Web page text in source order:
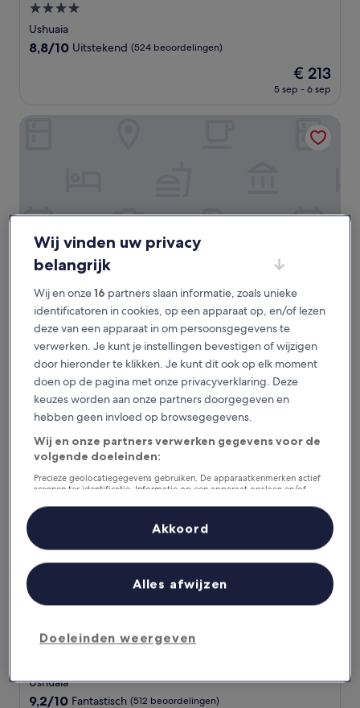
4.0-
sterrenaccommodatie
Ushuaia
8.8
beoordelingen)
8,8/10 Uitstekend (524 beoordelingen)
De
prijs
is
€ 213
5 sep - 6 sep
Canal Beagle Hotel
Canal Beagle Hotel
4.0-
sterrenaccommodatie
8.8
van
10,
Uitstekend,
beoordelingen)
8,8/10 Uitstekend
De
€ 207
Alto Andino
Alto Andino
sterrenaccommodatie
Ushuaia
9.2
9,2/10 Fantastisch (512 beoordelingen)
Alto Andino
Wij vinden uw privacy
belangrijk
Wij en onze16 partners slaan informatie, zoals unieke
identificatoren in cookies, op een apparaat op, en/of lezen
deze van een apparaat in om persoonsgegevens te
verwerken. Je kunt je instellingen bevestigen of wijzigen
door hieronder te klikken. Je kunt dit ook op elk moment
doen op de pagina met onze privacyverklaring. Deze
keuzes worden aan onze partners doorgegeven en
hebben geen invloed op browsegegevens.
Wij en onze partners verwerken gegevens voor de
volgende doeleinden:
Precieze geolocatiegegevens gebruiken. De apparaatkenmerken actief
scannen ter identificatie. Informatie op een apparaat opslaan en/of
contentmetingen, doelgroepenonderzoek en ontwikkeling van
Doeleinden weergeven
Alles afwijzen
Akkoord